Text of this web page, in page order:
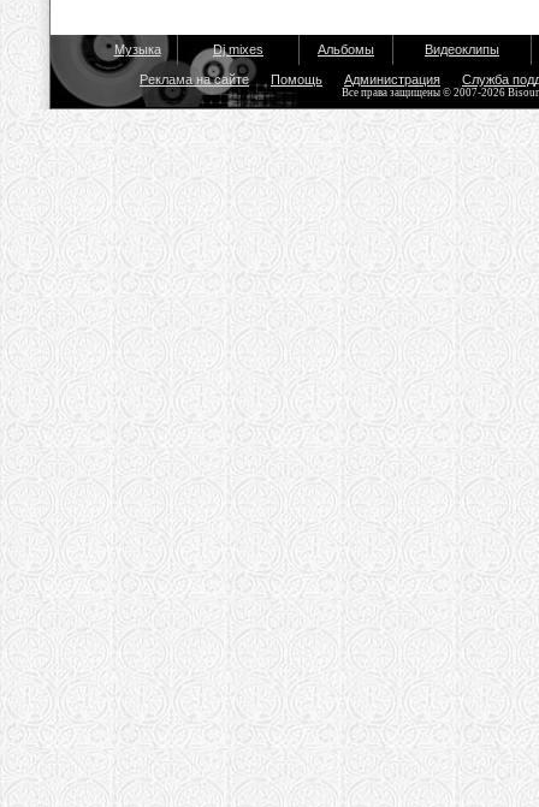
Музыка Dj mixes Альбомы Видеоклипы
Реклама на сайте Помощь Администрация Служба
Все права защищены © 2007-2026